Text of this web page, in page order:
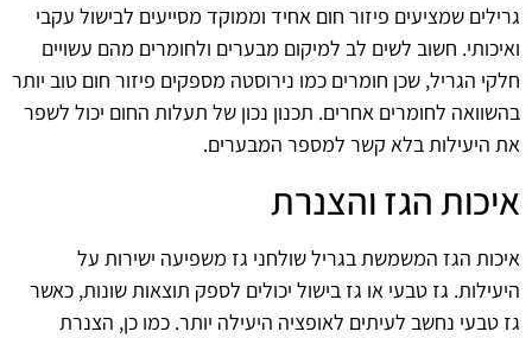
גרילים שמציעים פיזור חום אחיד וממוקד מסייעים לבישול עקבי
ואיכותי. חשוב לשים לב למיקום מבערים ולחומרים מהם עשויים
חלקי הגריל, שכן חומרים כמו נירוסטה מספקים פיזור חום טוב יותר
בהשוואה לחומרים אחרים. תכנון נכון של תעלות החום יכול לשפר
את היעילות בלא קשר למספר המבערים.
איכות הגז והצנרת
איכות הגז המשמשת בגריל שולחני גז משפיעה ישירות על
היעילות. גז טבעי או גז בישול יכולים לספק תוצאות שונות, כאשר
גז טבעי נחשב לעיתים לאופציה היעילה יותר. כמו כן, הצנרת